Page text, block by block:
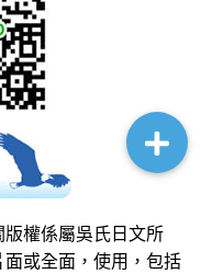
權係屬吳氏日文所
或全面，使用，包括